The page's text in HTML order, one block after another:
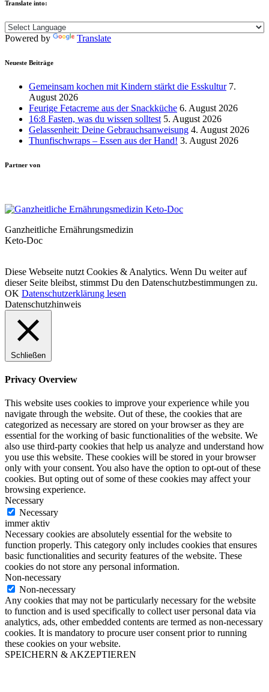
Translate into:
Powered by Translate
Neueste Beiträge
Gemeinsam kochen mit Kindern stärkt die Esskultur 7.
August 2026
Feurige Fetacreme aus der Snackküche 6. August 2026
16:8 Fasten, was du wissen solltest 5. August 2026
Gelassenheit: Deine Gebrauchsanweisung 4. August 2026
Thunfischwraps – Essen aus der Hand! 3. August 2026
Partner von
Ganzheitliche Ernährungsmedizin
Keto-Doc
Diese Webseite nutzt Cookies & Analytics. Wenn Du weiter auf
dieser Seite bleibst, stimmst Du den Datenschutzbestimmungen zu.
OK Datenschutzerklärung lesen
Datenschutzhinweis
Schließen
Privacy Overview
This website uses cookies to improve your experience while you
navigate through the website. Out of these, the cookies that are
categorized as necessary are stored on your browser as they are
essential for the working of basic functionalities of the website. We
also use third-party cookies that help us analyze and understand how
you use this website. These cookies will be stored in your browser
only with your consent. You also have the option to opt-out of these
cookies. But opting out of some of these cookies may affect your
browsing experience.
Necessary
Necessary
immer aktiv
Necessary cookies are absolutely essential for the website to
function properly. This category only includes cookies that ensures
basic functionalities and security features of the website. These
cookies do not store any personal information.
Non-necessary
Non-necessary
Any cookies that may not be particularly necessary for the website
to function and is used specifically to collect user personal data via
analytics, ads, other embedded contents are termed as non-necessary
cookies. It is mandatory to procure user consent prior to running
these cookies on your website.
SPEICHERN & AKZEPTIEREN